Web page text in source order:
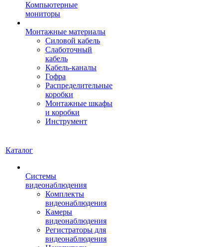
Компьютерные
мониторы
Монтажные материалы
Силовой кабель
Слаботочный
кабель
Кабель-каналы
Гофра
Распределительные
коробки
Монтажные шкафы
и коробки
Инструмент
Каталог
Системы
видеонаблюдения
Комплекты
видеонаблюдения
Камеры
видеонаблюдения
Регистраторы для
видеонаблюдения